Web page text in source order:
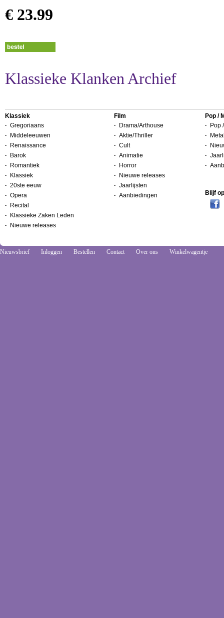
€ 23.99
Klassieke Klanken Archief
Klassiek
Gregoriaans
Middeleeuwen
Renaissance
Barok
Romantiek
Klassiek
20ste eeuw
Opera
Recital
Klassieke Zaken Leden
Nieuwe releases
Film
Drama/Arthouse
Aktie/Thriller
Cult
Animatie
Horror
Nieuwe releases
Jaarlijsten
Aanbiedingen
Pop /
Pop
Blijf
Nieuwsbrief Inloggen Bestellen Contact Over ons Winkelwagentje